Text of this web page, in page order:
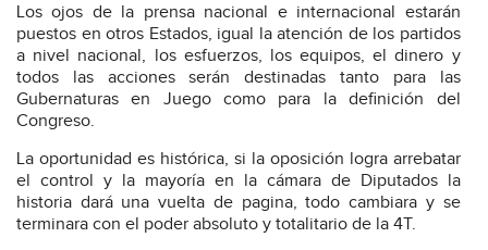
Los ojos de la prensa nacional e internacional estarán
puestos en otros Estados, igual la atención de los partidos
a nivel nacional, los esfuerzos, los equipos, el dinero y
todos las acciones serán destinadas tanto para las
Gubernaturas en Juego como para la definición del
Congreso.
La oportunidad es histórica, si la oposición logra arrebatar
el control y la mayoría en la cámara de Diputados la
historia dará una vuelta de pagina, todo cambiara y se
terminara con el poder absoluto y totalitario de la 4T.